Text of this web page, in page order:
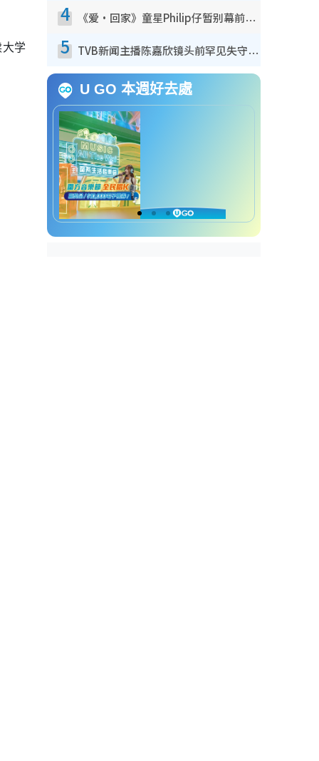
学
4 《爱·回家》童星Philip仔暂别幕前久违现身！15岁近况暴风成长长高变帅气少年
5 TVB新闻主播陈嘉欣镜头前罕见失守！遭林超英一句话突袭吓坏当场大笑
U GO 本週好去處